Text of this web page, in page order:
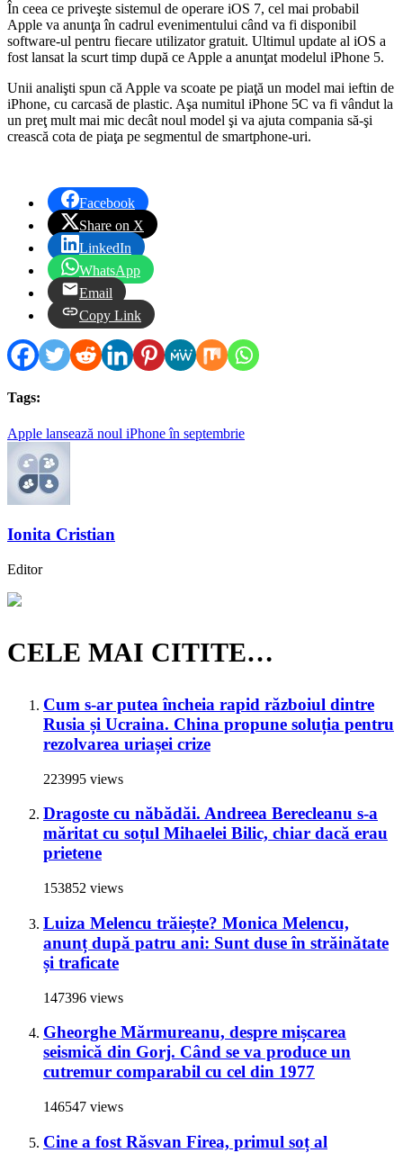
În ceea ce priveşte sistemul de operare iOS 7, cel mai probabil
Apple va anunţa în cadrul evenimentului când va fi disponibil
software-ul pentru fiecare utilizator gratuit. Ultimul update al iOS a
fost lansat la scurt timp după ce Apple a anunţat modelul iPhone 5.
Unii analişti spun că Apple va scoate pe piaţă un model mai ieftin de
iPhone, cu carcasă de plastic. Aşa numitul iPhone 5C va fi vândut la
un preţ mult mai mic decât noul model şi va ajuta compania să-şi
crească cota de piaţa pe segmentul de smartphone-uri.
Facebook
Share on X
LinkedIn
WhatsApp
Email
Copy Link
Tags:
Apple lansează noul iPhone în septembrie
Ionita Cristian
Editor
CELE MAI CITITE…
Cum s-ar putea încheia rapid războiul dintre
Rusia și Ucraina. China propune soluția pentru
rezolvarea uriașei crize
223995 views
Dragoste cu năbădăi. Andreea Berecleanu s-a
măritat cu soțul Mihaelei Bilic, chiar dacă erau
prietene
153852 views
Luiza Melencu trăiește? Monica Melencu,
anunț după patru ani: Sunt duse în străinătate
și traficate
147396 views
Gheorghe Mărmureanu, despre mișcarea
seismică din Gorj. Când se va produce un
cutremur comparabil cu cel din 1977
146547 views
Cine a fost Răsvan Firea, primul soț al